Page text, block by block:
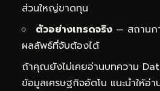
ส่วนใหญ่ขาดทุน
ตัวอย่างเทรดจริง — สถานก
ผลลัพธ์ที่จับต้องได้
ถ้าคุณยังไม่เคยอ่านบทความ
ข้อมูลเศรษฐกิจอัตโน แนะนำให้อ่